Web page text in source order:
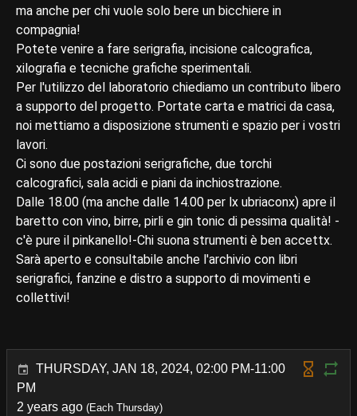
ma anche per chi vuole solo bere un bicchiere in
compagnia!
Potete venire a fare serigrafia, incisione calcografica,
xilografia e tecniche grafiche sperimentali.
Per l'utilizzo del laboratorio chiediamo un contributo libero
a supporto del progetto. Portate carta e matrici da casa,
noi mettiamo a disposizione strumenti e spazio per i vostri
lavori.
Ci sono due postazioni serigrafiche, due torchi
calcografici, sala acidi e piani da inchiostrazione.
Dalle 18.00 (ma anche dalle 14.00 per lx ubriaconx) apre il
baretto con vino, birre, pirli e gin tonic di pessima qualità! -
c'è pure il pinkanello!-Chi suona strumenti è ben accettx.
Sarà aperto e consultabile anche l'archivio con libri
serigrafici, fanzine e distro a supporto di movimenti e
collettivi!
THURSDAY, JAN 18, 2024, 02:00 PM-11:00
PM
2 years ago (Each Thursday)